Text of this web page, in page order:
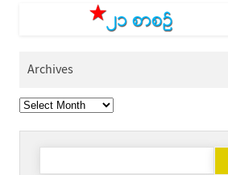
Archives
Archives
Search